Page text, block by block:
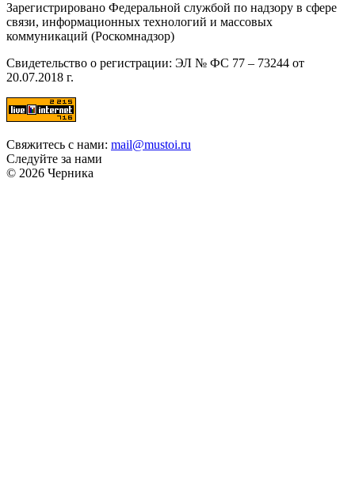
Зарегистрировано Федеральной службой по надзору в сфере
связи, информационных технологий и массовых
коммуникаций (Роскомнадзор)
Свидетельство о регистрации: ЭЛ № ФС 77 – 73244 от
20.07.2018 г.
Свяжитесь с нами: mail@mustoi.ru
Следуйте за нами
© 2026 Черника